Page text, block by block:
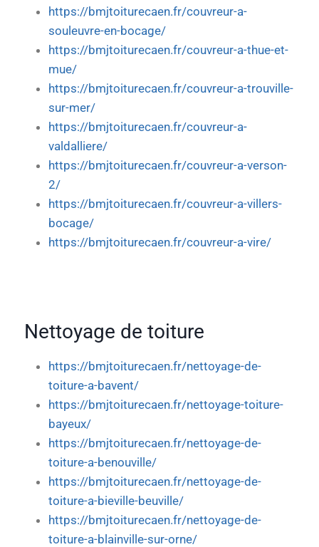
https://bmjtoiturecaen.fr/couvreur-a-
souleuvre-en-bocage/
https://bmjtoiturecaen.fr/couvreur-a-thue-et-
mue/
https://bmjtoiturecaen.fr/couvreur-a-trouville-
sur-mer/
https://bmjtoiturecaen.fr/couvreur-a-
valdalliere/
https://bmjtoiturecaen.fr/couvreur-a-verson-
2/
https://bmjtoiturecaen.fr/couvreur-a-villers-
bocage/
https://bmjtoiturecaen.fr/couvreur-a-vire/
Nettoyage de toiture
https://bmjtoiturecaen.fr/nettoyage-de-
toiture-a-bavent/
https://bmjtoiturecaen.fr/nettoyage-toiture-
bayeux/
https://bmjtoiturecaen.fr/nettoyage-de-
toiture-a-benouville/
https://bmjtoiturecaen.fr/nettoyage-de-
toiture-a-bieville-beuville/
https://bmjtoiturecaen.fr/nettoyage-de-
toiture-a-blainville-sur-orne/